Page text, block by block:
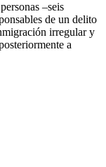
–seis
de un delito
irregular y
a